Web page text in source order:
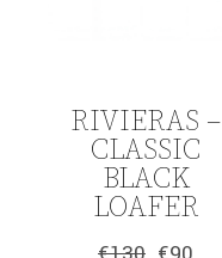
RIVIERAS –
CLASSIC
BLACK
LOAFER